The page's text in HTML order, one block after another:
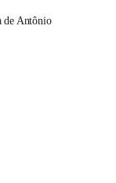
de Antônio